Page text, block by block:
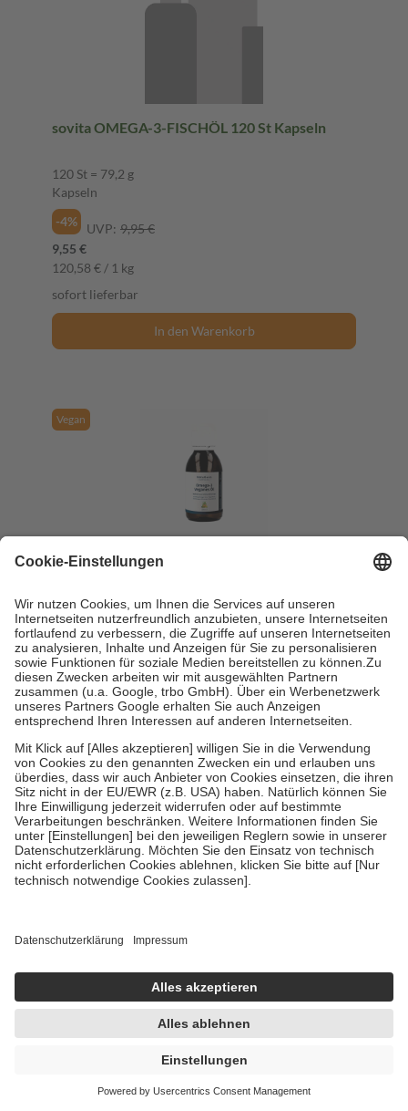
sovita OMEGA-3-FISCHÖL 120 St Kapseln
120 St = 79,2 g
Kapseln
-4%
UVP: 9,95 €
9,55 €
120,58 € / 1 kg
sofort lieferbar
In den Warenkorb
Vegan
NatuGena Omega-3 Veganes Öl 100 ml Öl
100 ml
Öl
-5% UVP: 32,95 €
31,44 €
314,40 € / 1 l
sofort lieferbar
In den Warenkorb
Omega-3 Fischöl Kapseln 50 St Kapseln
50 St = 33 g
UVP: 8,80 €